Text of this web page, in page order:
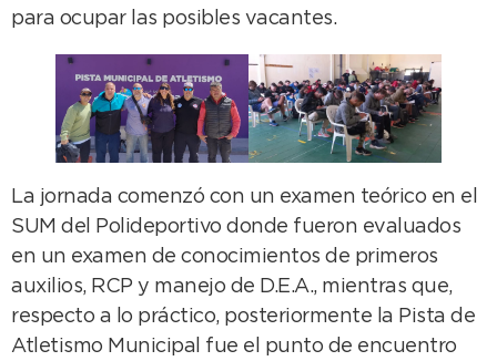
para ocupar las posibles vacantes.
La jornada comenzó con un examen teórico en el
SUM del Polideportivo donde fueron evaluados
en un examen de conocimientos de primeros
auxilios, RCP y manejo de D.E.A., mientras que,
respecto a lo práctico, posteriormente la Pista de
Atletismo Municipal fue el punto de encuentro